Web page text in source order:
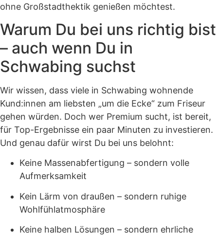
ohne Großstadthektik genießen möchtest.
Warum Du bei uns richtig bist
– auch wenn Du in
Schwabing suchst
Wir wissen, dass viele in Schwabing wohnende
Kund:innen am liebsten „um die Ecke“ zum Friseur
gehen würden. Doch wer Premium sucht, ist bereit,
für Top-Ergebnisse ein paar Minuten zu investieren.
Und genau dafür wirst Du bei uns belohnt:
Keine Massenabfertigung – sondern volle
Aufmerksamkeit
Kein Lärm von draußen – sondern ruhige
Wohlfühlatmosphäre
Keine halben Lösungen – sondern ehrliche